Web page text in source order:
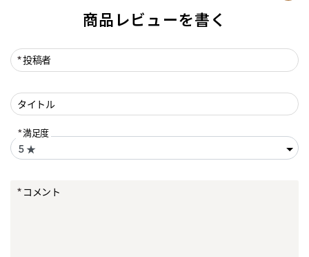
商品レビューを書く
投稿者
タイトル
満足度
コメント